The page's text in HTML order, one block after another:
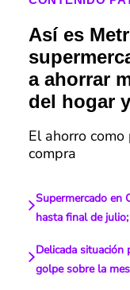
Así es
a ahorrar
del hogar
El ahorro
compra
Supermercado en
hasta final de
Delicada situación
golpe sobre la